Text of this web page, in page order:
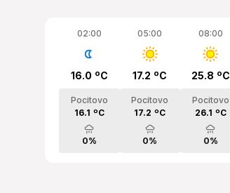
02:00
16.0 ºC
Pocitovo
16.1 ºC
0%
05:00
17.2 ºC
Pocitovo
17.2 ºC
0%
08:00
25.8 ºC
Pocitovo
26.1 ºC
0%